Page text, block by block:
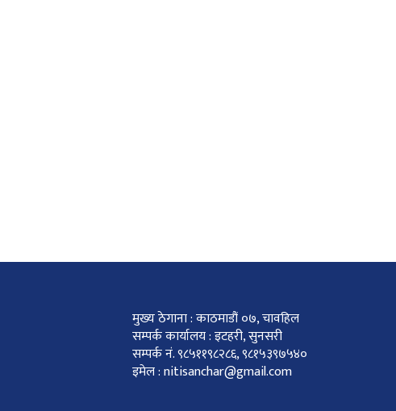
मुख्य ठेगाना : काठमाडौं ०७, चावहिल
सम्पर्क कार्यालय : इटहरी, सुनसरी
सम्पर्क नं. ९८५११९८२८६, ९८१५३९७५४०
इमेल : nitisanchar@gmail.com